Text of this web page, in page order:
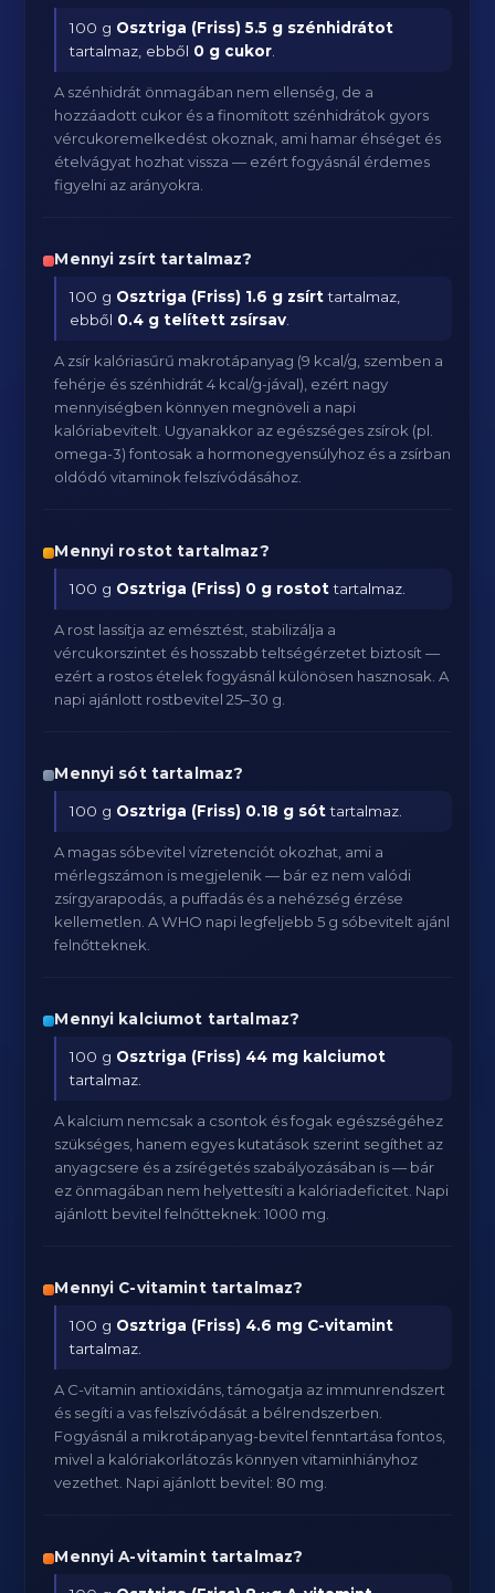
100 g Osztriga (Friss) 5.5 g szénhidrátot
tartalmaz, ebből 0 g cukor
A szénhidrát önmagában nem ellenség, de a
hozzáadott cukor és a finomított szénhidrátok gyors
vércukoremelkedést okoznak, ami hamar éhséget és
ételvágyat hozhat vissza — ezért fogyásnál érdemes
figyelni az arányokra.
Mennyi zsírt tartalmaz?
100 g Osztriga (Friss) 1.6 g zsírttartalmaz,
ebből 0.4 g telített zsírsav
A zsír kalóriasűrű makrotápanyag (9 kcal/g, szemben a
fehérje és szénhidrát 4 kcal/g-jával), ezért nagy
mennyiségben könnyen megnöveli a napi
kalóriabevitelt. Ugyanakkor az egészséges zsírok (pl.
omega-3) fontosak a hormonegyensúlyhoz és a zsírban
oldódó vitaminok felszívódásához.
Mennyi rostot tartalmaz?
100 g Osztriga (Friss) 0 g rostottartalmaz.
A rost lassítja az emésztést, stabilizálja a
vércukorszintet és hosszabb teltségérzetet biztosít —
ezért a rostos ételek fogyásnál különösen hasznosak. A
napi ajánlott rostbevitel 25–30 g.
Mennyi sót tartalmaz?
100 g Osztriga (Friss) 0.18 g sóttartalmaz.
A magas sóbevitel vízretenciót okozhat, ami a
mérlegszámon is megjelenik — bár ez nem valódi
zsírgyarapodás, a puffadás és a nehézség érzése
kellemetlen. A WHO napi legfeljebb 5 g sóbevitelt ajánl
felnőtteknek.
Mennyi kalciumot tartalmaz?
100 g Osztriga (Friss) 44 mg kalciumot
tartalmaz.
A kalcium nemcsak a csontok és fogak egészségéhez
szükséges, hanem egyes kutatások szerint segíthet az
anyagcsere és a zsírégetés szabályozásában is — bár
ez önmagában nem helyettesíti a kalóriadeficitet. Napi
ajánlott bevitel felnőtteknek: 1000 mg.
Mennyi C-vitamint tartalmaz?
100 g Osztriga (Friss) 4.6 mg C-vitamint
tartalmaz.
A C-vitamin antioxidáns, támogatja az immunrendszert
és segíti a vas felszívódását a bélrendszerben.
Fogyásnál a mikrotápanyag-bevitel fenntartása fontos,
mivel a kalóriakorlátozás könnyen vitaminhiányhoz
vezethet. Napi ajánlott bevitel: 80 mg.
Mennyi A-vitamint tartalmaz?